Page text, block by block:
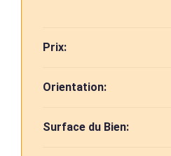
Prix:
Orientation:
Surface du Bien: